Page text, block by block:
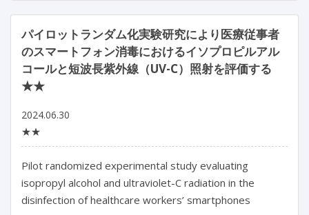
パイロットランダム化実験研究により医療従事者
のスマートフォン消毒におけるイソプロピルアル
コールと短波長紫外線（UV-C）照射を評価する
★★
2024.06.30
★★
Pilot randomized experimental study evaluating
isopropyl alcohol and ultraviolet-C radiation in the
disinfection of healthcare workers’ smartphones